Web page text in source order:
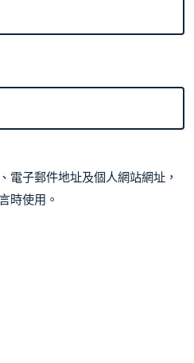
電子郵件地址及個人網站網址，
時使用。